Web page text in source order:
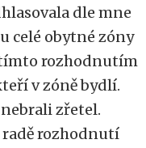
dle mne
celé obytné zóny
tímto rozhodnutím
v zóně bydlí.
zřetel.
radě rozhodnutí